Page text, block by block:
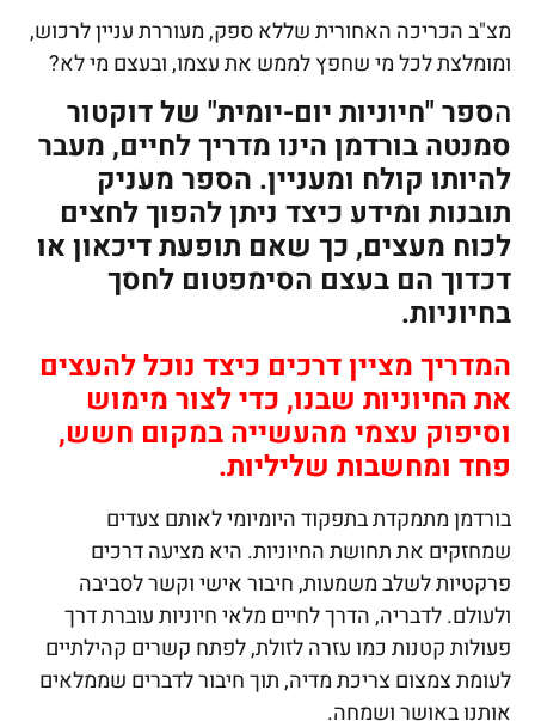
מצ"ב הכריכה האחורית שללא ספק, מעוררת עניין לרכוש,
ומומלצת לכל מי שחפץ לממש את עצמו, ובעצם מי לא?
הספר "חיוניות יום-יומית" של דוקטור
סמנטה בורדמן הינו מדריך לחיים, מעבר
להיותו קולח ומעניין. הספר מעניק
תובנות ומידע כיצד ניתן להפוך לחצים
לכוח מעצים, כך שאם תופעת דיכאון או
דכדוך הם בעצם הסימפטום לחסך
בחיוניות.
המדריך מציין דרכים כיצד נוכל להעצים
את החיוניות שבנו, כדי לצור מימוש
וסיפוק עצמי מהעשייה במקום חשש,
פחד ומחשבות שליליות.
בורדמן מתמקדת בתפקוד היומיומי לאותם צעדים
שמחזקים את תחושת החיוניות. היא מציעה דרכים
פרקטיות לשלב משמעות, חיבור אישי וקשר לסביבה
ולעולם. לדבריה, הדרך לחיים מלאי חיוניות עוברת דרך
פעולות קטנות כמו עזרה לזולת, לפתח קשרים קהילתיים
לעומת צמצום צריכת מדיה, תוך חיבור לדברים שממלאים
אותנו באושר ושמחה.